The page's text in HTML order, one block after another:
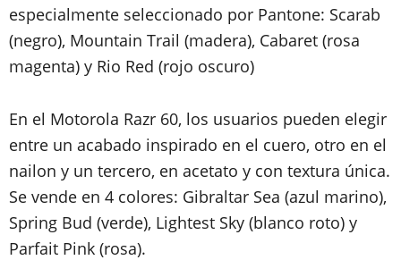
especialmente seleccionado por Pantone: Scarab
(negro), Mountain Trail (madera), Cabaret (rosa
magenta) y Rio Red (rojo oscuro)
En el Motorola Razr 60, los usuarios pueden elegir
entre un acabado inspirado en el cuero, otro en el
nailon y un tercero, en acetato y con textura única.
Se vende en 4 colores: Gibraltar Sea (azul marino),
Spring Bud (verde), Lightest Sky (blanco roto) y
Parfait Pink (rosa).